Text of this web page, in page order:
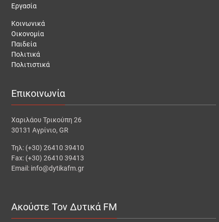
Εργασία
Κοινωνικά
Οικονομία
Παιδεία
Πολιτικά
Πολιτιστικά
Επικοινωνία
Χαριλάου Τρικούπη 26
30131 Αγρίνιο, GR
Τηλ: (+30) 26410 39410
Fax: (+30) 26410 39413
Email: info@dytikafm.gr
Ακούστε Τον Δυτικά FM